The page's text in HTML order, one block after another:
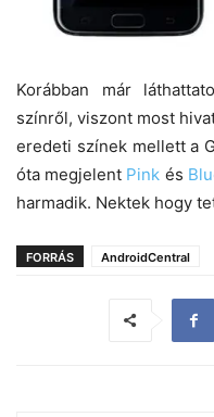
Korábban már
színről, viszont most
eredeti színek mellett a
óta megjelent Pink és
harmadik. Nektek hogy
FORRÁS AndroidCentral